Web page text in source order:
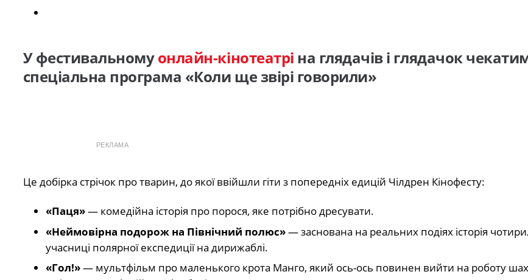
У фестивальному онлайн-кінотеатрі на глядачів і глядачок
спеціальна програма «Коли ще звірі говорили»
РЕКЛАМА
Це добірка стрічок про тварин, до якої ввійшли гіти з попередніх едицій Чілдрен Кінофесту:
«Паця»— комедійна історія про порося, яке потрібно дресувати.
«Неймовірна подорож на Північний полюс»— заснована на реальних подіях історія
учасниці полярної експедиції на дирижаблі.
«Гол!»— мультфільм про маленького крота Манго, який ось-ось повинен вийти на роботу